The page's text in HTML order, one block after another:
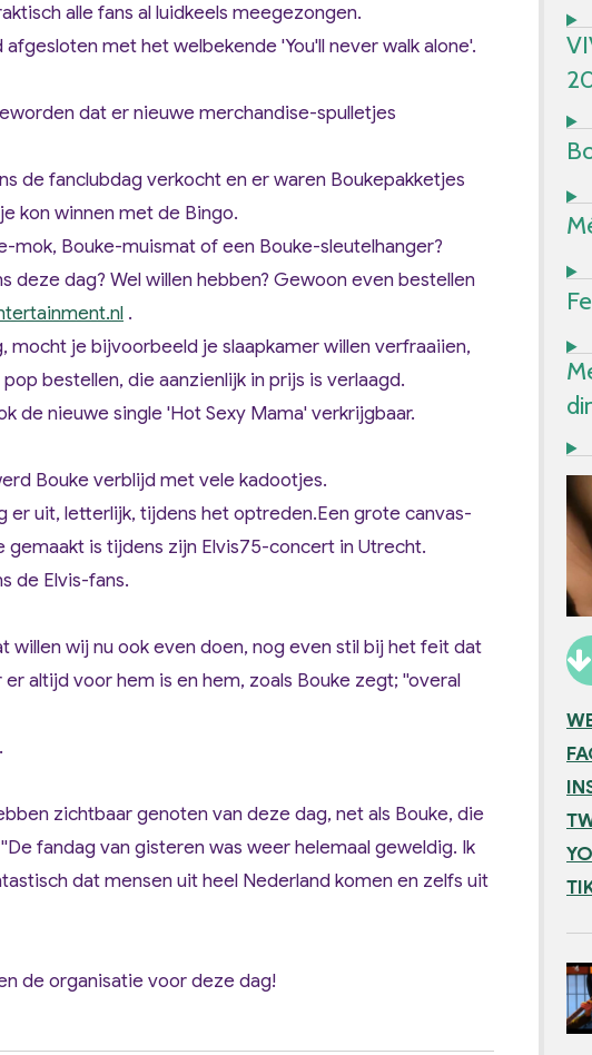
alle fans al luidkeels meegezongen.
afgesloten met het welbekende 'You'll never walk alone'.
dat er nieuwe merchandise-spulletjes
de fanclubdag verkocht en er waren Boukepakketjes
kon winnen met de Bingo.
mok, Bouke-muismat of een Bouke-sleutelhanger?
deze dag? Wel willen hebben? Gewoon even bestellen
.
mocht je bijvoorbeeld je slaapkamer willen verfraaiien,
bestellen, die aanzienlijk in prijs is verlaagd.
de nieuwe single 'Hot Sexy Mama' verkrijgbaar.
Bouke verblijd met vele kadootjes.
er uit, letterlijk, tijdens het optreden.Een grote canvas-
gemaakt is tijdens zijn Elvis75-concert in Utrecht.
de Elvis-fans.
willen wij nu ook even doen, nog even stil bij het feit dat
altijd voor hem is en hem, zoals Bouke zegt; ''overal
zichtbaar genoten van deze dag, net als Bouke, die
'De fandag van gisteren was weer helemaal geweldig. Ik
dat mensen uit heel Nederland komen en zelfs uit
de organisatie voor deze dag!